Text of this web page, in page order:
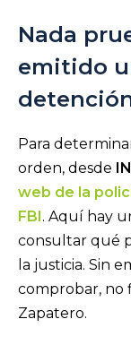
Nada
emitido
Para
orden, desde
web de la
FBI. Aquí hay
consultar qué
la justicia. Sin
comprobar, no
Zapatero.